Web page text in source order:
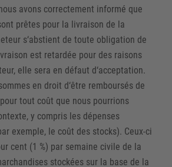
avons correctement informé que
prêtes pour la livraison de la
s‘abstient de toute obligation de
est retardée pour des raisons
elle sera en défaut d‘acceptation.
en droit d‘être remboursés de
tout coût que nous pourrions
y compris les dépenses
exemple, le coût des stocks). Ceux-ci
cent (1 %) par semaine civile de la
stockées sur la base de la